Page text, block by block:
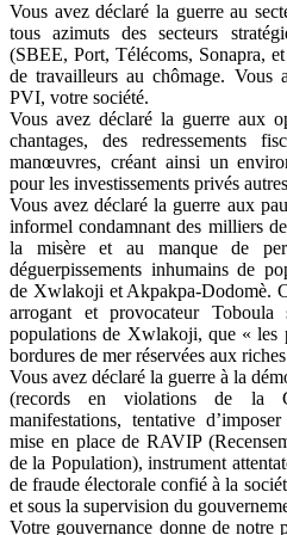
Vous avez déclaré la guerre au
tous azimuts des secteurs
(SBEE, Port, Télécoms, Sonapra,
de travailleurs au chômage. Vous
PVI, votre société.
Vous avez déclaré la guerre aux
chantages, des redressements
manœuvres, créant ainsi un
pour les investissements privés
Vous avez déclaré la guerre aux
informel condamnant des milliers
la misère et au manque de
déguerpissements inhumains de
de Xwlakoji et Akpakpa-Dodomè.
arrogant et provocateur Toboula
populations de Xwlakoji, que « les
bordures de mer réservées aux
Vous avez déclaré la guerre à la
(records en violations de la
manifestations, tentative
mise en place de RAVIP
de la Population), instrument
de fraude électorale confié à la
et sous la supervision du
Votre gouvernance donne de notre